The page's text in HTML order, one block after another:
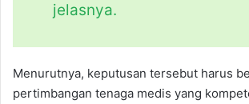
jelasnya.
Menurutnya, keputusan tersebut harus
pertimbangan tenaga medis yang